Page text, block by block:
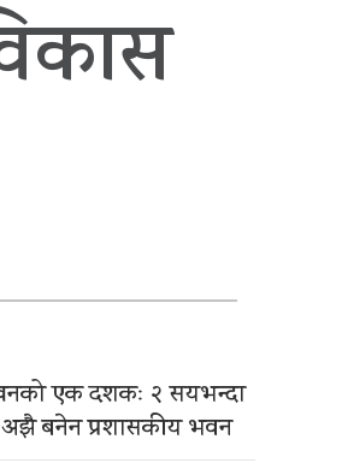
एक दशकः २ सयभन्दा
अझै बनेन प्रशासकीय भवन